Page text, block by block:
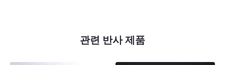
관련 반사 제품